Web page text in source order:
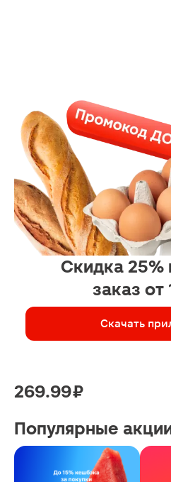
Скидка 25%
заказ от
Скачать
269.99 ₽
Популярные